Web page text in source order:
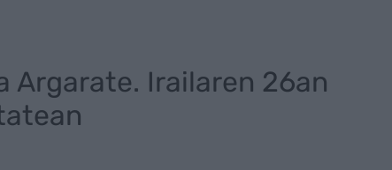
Argarate. Irailaren 26an